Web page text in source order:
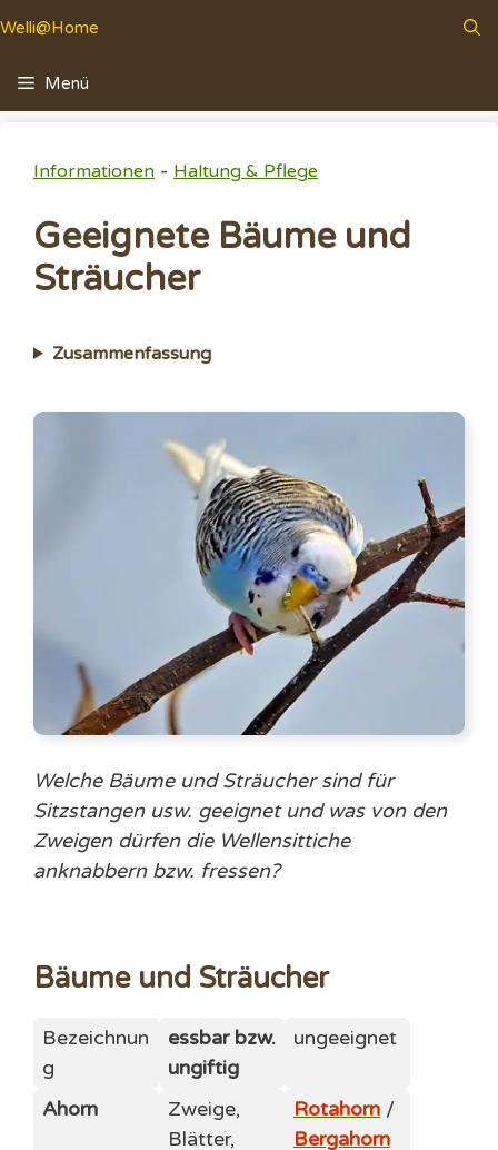
Inhalt
springen
Welli@Home
Menü
Informationen - Haltung & Pflege
Geeignete Bäume und
Sträucher
Zusammenfassung
Welche Bäume und Sträucher sind für
Sitzstangen usw. geeignet und was von den
Zweigen dürfen die Wellensittiche
anknabbern bzw. fressen?
Bäume und Sträucher
Bezeichnun
g
essbar bzw.
ungiftig
ungeeignet
Ahorn
Zweige,
Blätter,
Rotahorn /
Bergahorn